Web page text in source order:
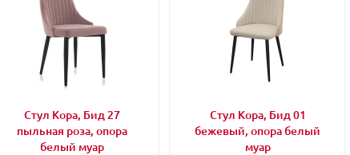
Стул Кора, Бид 27
пыльная роза, опора
белый муар
Стул Кора, Бид 01
бежевый, опора белый
муар